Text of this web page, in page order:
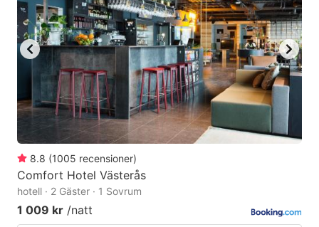
8.8 (1005 recensioner)
Comfort Hotel Västerås
hotell · 2 Gäster · 1 Sovrum
1 009 kr /natt